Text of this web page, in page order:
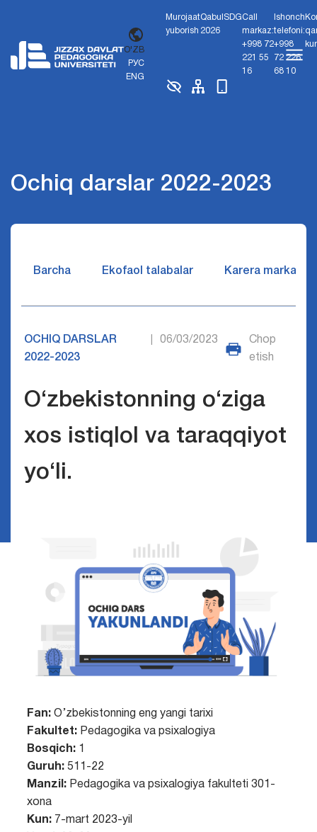
O'ZB
РУС
ENG
Murojaat
yuborish
Qabul
2026
SDGCall
markaz:
+998 72
221 55
16
Ishonch
telefoni:
+998
72 226
68 10
Ochiq darslar 2022-2023
Barcha Ekofaol talabalar Karera markazi
OCHIQ DARSLAR
2022-2023
06/03/2023
Chop
etish
O‘zbekistonning o‘ziga
xos istiqlol va taraqqiyot
yo‘li.
Fan: O’zbekistonning eng yangi tarixi
Fakultet:Pedagogika va psixalogiya
Bosqich:1
Guruh:511-22
Manzil:Pedagogika va psixalogiya fakulteti 301-
xona
Kun: 7-mart 2023-yil